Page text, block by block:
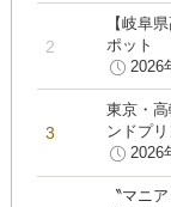
【岐阜
ポット
2026
東京・
ンドプ
2026
〝マニ